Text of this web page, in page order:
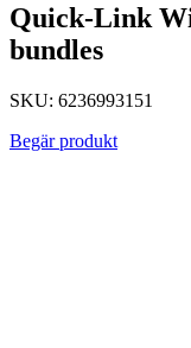
Quick-Link
bundles
SKU: 6236993151
Begär produkt